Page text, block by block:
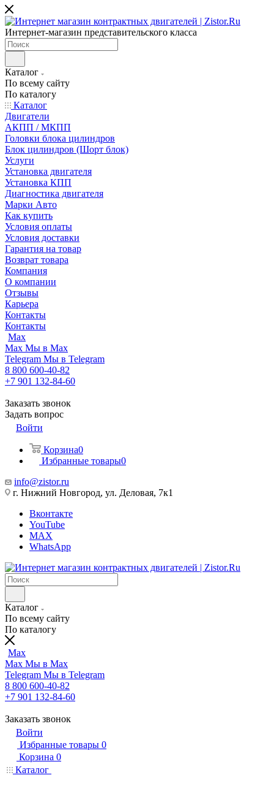
Интернет-магазин представительского класса
Каталог
По всему сайту
По каталогу
Каталог
Двигатели
АКПП / МКПП
Головки блока цилиндров
Блок цилиндров (Шорт блок)
Услуги
Установка двигателя
Установка КПП
Диагностика двигателя
Марки Авто
Как купить
Условия оплаты
Условия доставки
Гарантия на товар
Возврат товара
Компания
О компании
Отзывы
Карьера
Контакты
Контакты
Max
Max Мы в Max
Telegram Мы в Telegram
8 800 600-40-82
+7 901 132-84-60
Заказать звонок
Задать вопрос
Войти
Корзина0
Избранные товары0
info@zistor.ru
г. Нижний Новгород, ул. Деловая, 7к1
Вконтакте
YouTube
MAX
WhatsApp
Каталог
По всему сайту
По каталогу
Max
Max Мы в Max
Telegram Мы в Telegram
8 800 600-40-82
+7 901 132-84-60
Заказать звонок
Войти
Избранные товары 0
Корзина 0
Каталог